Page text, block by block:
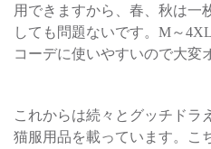
用できますから、春、秋は一
しても問題ないです。M～
コーデに使いやすいので大変
これからは続々とグッチドラ
猫服用品を載っています。こ